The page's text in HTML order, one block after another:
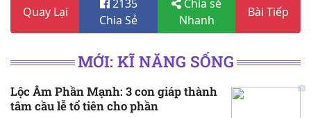
Quay Lại
2135
Chia Sẻ
Chia sẻ
Nhanh
Bài Tiếp
MỚI: KĨ NĂNG SỐNG
Lộc Âm Phần Mạnh: 3 con giáp thành
tâm cầu lễ tổ tiên cho phần